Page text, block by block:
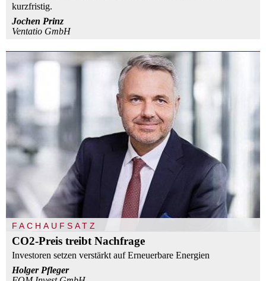
kurzfristig.
Jochen Prinz
Ventatio GmbH
FACHAUFSATZ
CO2-Preis treibt Nachfrage
Investoren setzen verstärkt auf Erneuerbare Energien
Holger Pfleger